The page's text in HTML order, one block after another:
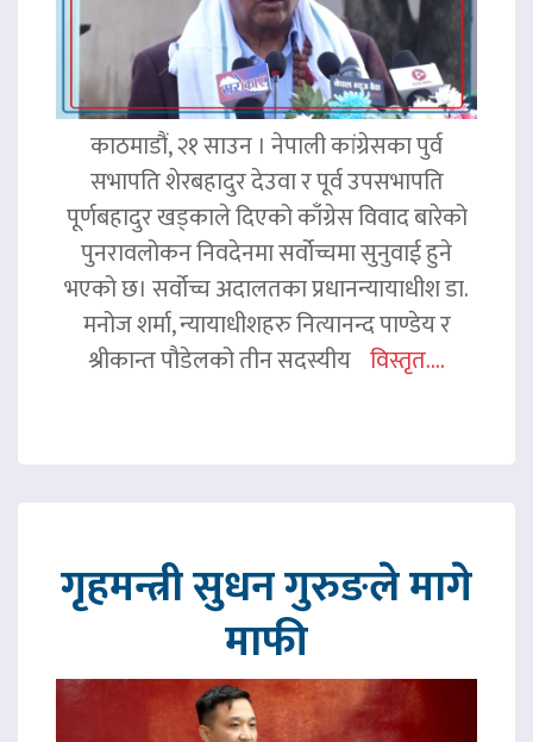
काठमाडौं, २१ साउन । नेपाली कांग्रेसका पुर्व
सभापति शेरबहादुर देउवा र पूर्व उपसभापति
पूर्णबहादुर खड्काले दिएको काँग्रेस विवाद बारेको
पुनरावलोकन निवदेनमा सर्वोच्चमा सुनुवाई हुने
भएको छ। सर्वोच्च अदालतका प्रधानन्यायाधीश डा.
मनोज शर्मा, न्यायाधीशहरु नित्यानन्द पाण्डेय र
श्रीकान्त पौडेलको तीन सदस्यीय विस्तृत....
गृहमन्त्री सुधन गुरुङले मागे
माफी